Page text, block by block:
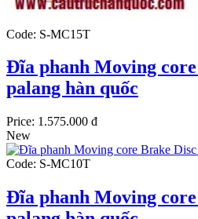
Code: S-MC15T
Đĩa phanh Moving
palang hàn quốc
Price: 1.575.000 đ
New
Code: S-MC10T
Đĩa phanh Moving